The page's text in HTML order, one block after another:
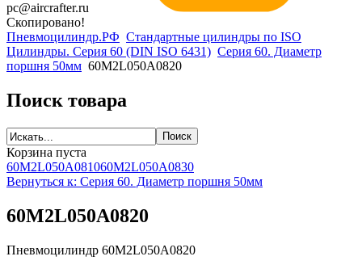
pc@aircrafter.ru
Скопировано!
Пневмоцилиндр.РФ Стандартные цилиндры по ISO
Цилиндры. Серия 60 (DIN ISO 6431) Серия 60. Диаметр
поршня 50мм 60M2L050A0820
Поиск товара
Корзина пуста
60M2L050A081060M2L050A0830
Вернуться к: Серия 60. Диаметр поршня 50мм
60M2L050A0820
Пневмоцилиндр 60M2L050A0820